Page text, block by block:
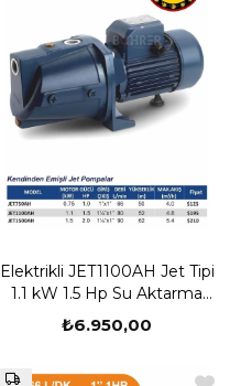
Elektrikli JET1100AH Jet Tipi
1.1 kW 1.5 Hp Su Aktarma
Basınç , Bahçe Sulama Kuyu
Çekme Pompası
₺6.950,00